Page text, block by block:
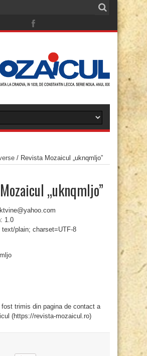
/ Revista Mozaicul „uknqmljo”
„uknqmljo”
1.0
text/plain; charset=UTF-8
trimis din pagina de contact a
(https://revista-mozaicul.ro)